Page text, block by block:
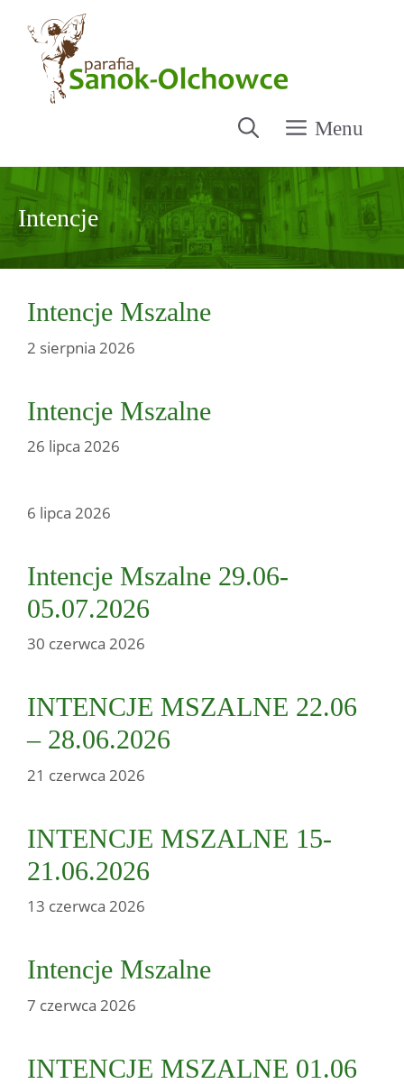
Menu
Intencje
Intencje Mszalne
2 sierpnia 2026
Intencje Mszalne
26 lipca 2026
6 lipca 2026
Intencje Mszalne 29.06-
05.07.2026
30 czerwca 2026
INTENCJE MSZALNE 22.06
– 28.06.2026
21 czerwca 2026
INTENCJE MSZALNE 15-
21.06.2026
13 czerwca 2026
Intencje Mszalne
7 czerwca 2026
INTENCJE MSZALNE 01.06